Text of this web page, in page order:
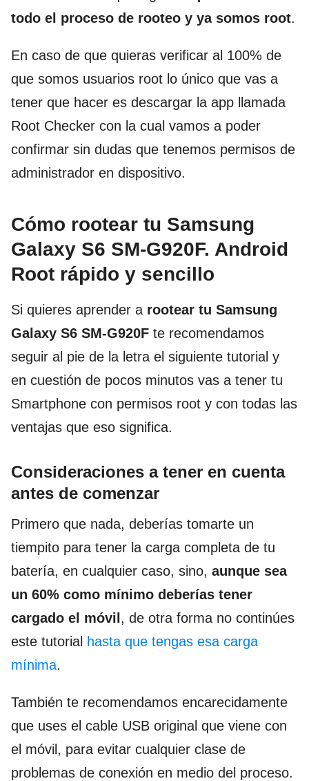
todo el proceso de rooteo y ya somos root.
En caso de que quieras verificar al 100% de
que somos usuarios root lo único que vas a
tener que hacer es descargar la app llamada
Root Checker con la cual vamos a poder
confirmar sin dudas que tenemos permisos de
administrador en dispositivo.
Cómo rootear tu Samsung
Galaxy S6 SM-G920F. Android
Root rápido y sencillo
Si quieres aprender a rootear tu Samsung
Galaxy S6 SM-G920F te recomendamos
seguir al pie de la letra el siguiente tutorial y
en cuestión de pocos minutos vas a tener tu
Smartphone con permisos root y con todas las
ventajas que eso significa.
Consideraciones a tener en cuenta
antes de comenzar
Primero que nada, deberías tomarte un
tiempito para tener la carga completa de tu
batería, en cualquier caso, sino, aunque sea
un 60% como mínimo deberías tener
cargado el móvil, de otra forma no continúes
este tutorial hasta que tengas esa carga
mínima.
También te recomendamos encarecidamente
que uses el cable USB original que viene con
el móvil, para evitar cualquier clase de
problemas de conexión en medio del proceso.